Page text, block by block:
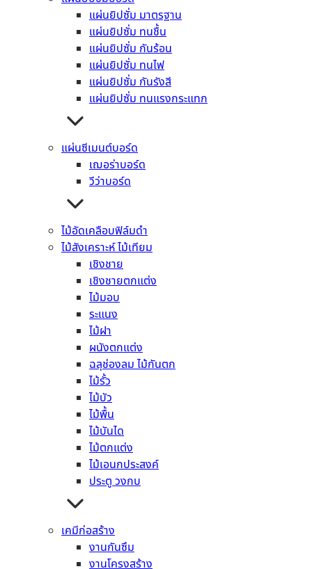
แผ่นยิปซั่ม มาตรฐาน
แผ่นยิปซั่ม ทนชื้น
แผ่นยิปซั่ม กันร้อน
แผ่นยิปซั่ม ทนไฟ
แผ่นยิปซั่ม กันรังสี
แผ่นยิปซั่ม ทนแรงกระแทก
แผ่นซีเมนต์บอร์ด
เฌอร่าบอร์ด
วีว่าบอร์ด
ไม้อัดเคลือบฟิล์มดำ
ไม้สังเคราะห์ ไม้เทียม
เชิงชาย
เชิงชายตกแต่ง
ไม้มอบ
ระแนง
ไม้ฝา
ผนังตกแต่ง
ฉลุช่องลม ไม้กันตก
ไม้รั้ว
ไม้บัว
ไม้พื้น
ไม้บันได
ไม้ตกแต่ง
ไม้เอนกประสงค์
ประตู วงกบ
เคมีก่อสร้าง
งานกันซึม
งานโครงสร้าง
ยิปซัม มังกร
ปูนซีเมนต์ ปูนกาว คอนกรีต
คอนกรีต
ปูนก่อ ฉาบ เท
ปูนซีเมนต์สำเร็จรูป (มอร์ตาร์)
ปูนกาวซีเมนต์
เมทัลชีท
เมทัลชีท บลูสโคป
เมทัลชีท เหล็กนอก
หลังคาลอนคู่
หลังคาไตรลอน
หลังคาจตุลอน
หลังคาลอนเล็ก
หลังคาคอนกรีต
อิฐมวลเบา
แผ่นยิปซั่มบอร์ด
แผ่นยิปซั่ม กันรังสี
แผ่นยิปซั่ม มาตรฐาน
แผ่นยิปซั่ม กันร้อน
แผ่นยิปซั่ม ทนชื้น
แผ่นยิปซั่ม ทนไฟ
แผ่นยิปซั่ม ทนแรงกระแทก
แผ่นซีเมนต์บอร์ด
เฌอร่าบอร์ด
วีว่าบอร์ด